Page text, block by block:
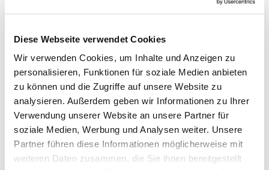
Diese Webseite verwendet Cookies
Wir verwenden Cookies, um Inhalte und Anzeigen zu
personalisieren, Funktionen für soziale Medien anbieten
zu können und die Zugriffe auf unsere Website zu
analysieren. Außerdem geben wir Informationen zu Ihrer
Verwendung unserer Website an unsere Partner für
soziale Medien, Werbung und Analysen weiter. Unsere
Partner führen diese Informationen möglicherweise mit
weiteren Daten zusammen, die Sie ihnen bereitgestellt
Donnerstag, 27. Juni 2024, 08:00
Uhr
Evangelische Kirche Bad
Tatzmannsdorf, Kirchenstraße 19,